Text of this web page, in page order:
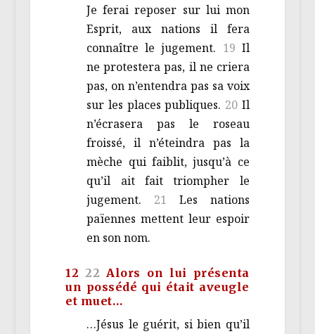
Je ferai reposer sur lui mon
Esprit, aux nations il fera
connaître le jugement. 19 Il
ne protestera pas, il ne criera
pas, on n’entendra pas sa voix
sur les places publiques. 20 Il
n’écrasera pas le roseau
froissé, il n’éteindra pas la
mèche qui faiblit, jusqu’à ce
qu’il ait fait triompher le
jugement. 21 Les nations
païennes mettent leur espoir
en son nom.
12 22 Alors on lui présenta
un possédé qui était aveugle
et muet…
…Jésus le guérit, si bien qu’il